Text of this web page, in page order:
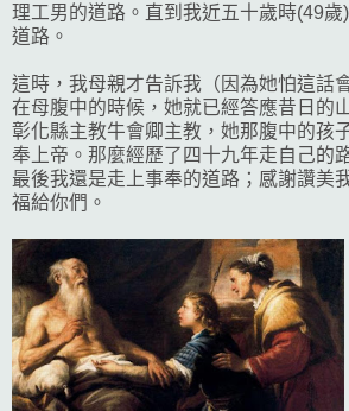
理工男的道路。直到我近五十歲時(49
道路。
這時，我母親才告訴我（因為她怕這話
在母腹中的時候，她就已經答應昔日的
彰化縣主教牛會卿主教，她那腹中的孩
奉上帝。那麼經歷了四十九年走自己的
最後我還是走上事奉的道路；感謝讚美
福給你們。